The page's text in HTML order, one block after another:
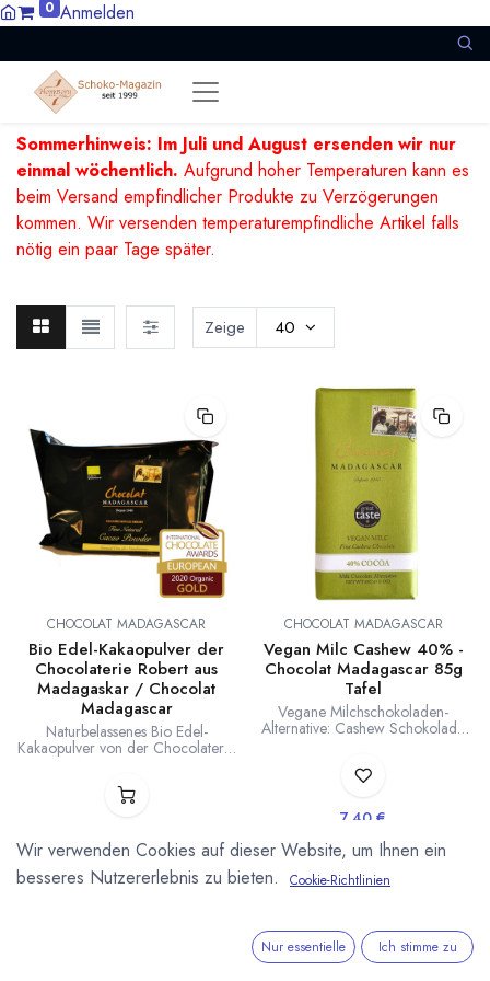
0 Anmelden
Sommerhinweis: Im Juli und August ersenden wir nur
einmal wöchentlich. Aufgrund hoher Temperaturen kann es
beim Versand empfindlicher Produkte zu Verzögerungen
kommen. Wir versenden temperaturempfindliche Artikel falls
nötig ein paar Tage später.
Zeige 40
CHOCOLAT MADAGASCAR
Bio Edel-Kakaopulver der
Chocolaterie Robert aus
Madagaskar / Chocolat
Madagascar
Naturbelassenes Bio Edel-
Kakaopulver von der Chocolaterie
Robert aus Madagaskar. Dieses
Gold Medaille der International
ausgezeichnet. Natürlich
fruchtiges, nicht bitteres
Kakaopulver vom Kakaoanbau im
CHOCOLAT MADAGASCAR
Vegan Milc Cashew 40% -
Chocolat Madagascar 85g
Tafel
Vegane Milchschokoladen-
Alternative: Cashew Schokolade
nach die beste vegane Alternative
Award 2019. 85g Tafel. Auch als
Kuvertüre erhältlich. Herkunft von
Kakaobohnen, Cashewkernen und
Zucker, sowie die Verarbeitung zu
100 % in Madagaskar.
7,40 €
Lieferzeit: nicht auf Lager
87,06 € /
Wir verwenden Cookies auf dieser Website, um Ihnen ein
besseres Nutzererlebnis zu bieten.
Cookie-Richtlinien
Nur essentielle Ich stimme zu